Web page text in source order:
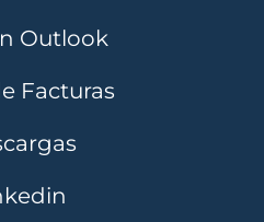
Outlook
Facturas